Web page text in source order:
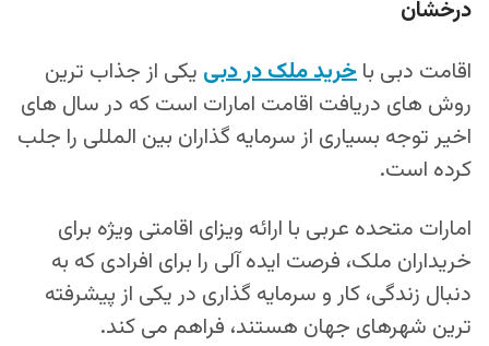
درخشان
اقامت دبی باخرید ملک در دبی یکی از جذاب‌ ترین
روش‌ های دریافت اقامت امارات است که در سال‌ های
اخیر توجه بسیاری از سرمایه‌ گذاران بین‌ المللی را جلب
کرده است.
امارات متحده عربی با ارائه ویزای اقامتی ویژه برای
خریداران ملک، فرصت ایده‌ آلی را برای افرادی که به
دنبال زندگی، کار و سرمایه‌ گذاری در یکی از پیشرفته‌
ترین شهرهای جهان هستند، فراهم می‌ کند.